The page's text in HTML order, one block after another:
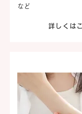
​など
詳しくは